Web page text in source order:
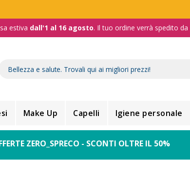
estiva dall'1 al 16 agosto. Il tuo ordine verrà spedito
Make Up Capelli Igiene personale
ZERO_SPRECO - SCONTI OLTRE IL 50%